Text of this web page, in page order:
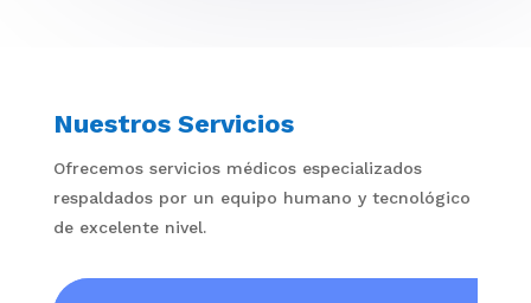
Nuestros Servicios
Ofrecemos servicios médicos especializados
respaldados por un equipo humano y tecnológico
de excelente nivel.